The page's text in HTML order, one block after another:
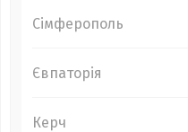
Сімферополь
Євпаторія
Керч